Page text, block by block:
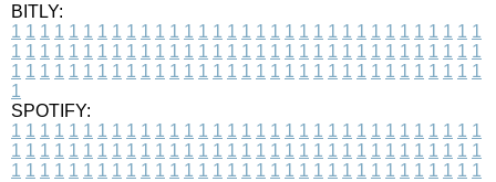
BITLY:
1 1 1 1 1 1 1 1 1 1 1 1 1 1 1 1 1 1 1 1 1 1 1 1 1 1 1 1 1 1 1 1 1
1 1 1 1 1 1 1 1 1 1 1 1 1 1 1 1 1 1 1 1 1 1 1 1 1 1 1 1 1 1 1 1 1
1 1 1 1 1 1 1 1 1 1 1 1 1 1 1 1 1 1 1 1 1 1 1 1 1 1 1 1 1 1 1 1 1
1
SPOTIFY:
1 1 1 1 1 1 1 1 1 1 1 1 1 1 1 1 1 1 1 1 1 1 1 1 1 1 1 1 1 1 1 1 1
1 1 1 1 1 1 1 1 1 1 1 1 1 1 1 1 1 1 1 1 1 1 1 1 1 1 1 1 1 1 1 1 1
1 1 1 1 1 1 1 1 1 1 1 1 1 1 1 1 1 1 1 1 1 1 1 1 1 1 1 1 1 1 1 1 1